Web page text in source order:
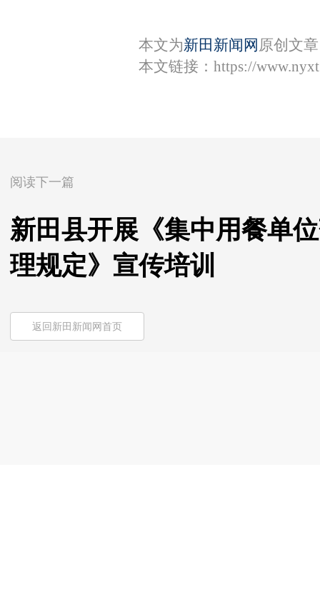
本文为新田新闻网 原创文
本文链接： https://
阅读下一篇
新田县开展《集中用餐单
理规定》宣传培训
返回新田新闻网首页